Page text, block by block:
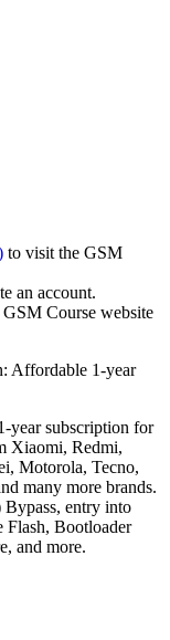
to visit the GSM
an account.
GSM Course website
Affordable 1-year
year subscription for
Xiaomi, Redmi,
Motorola, Tecno,
many more brands.
Bypass, entry into
Bootloader
and more.